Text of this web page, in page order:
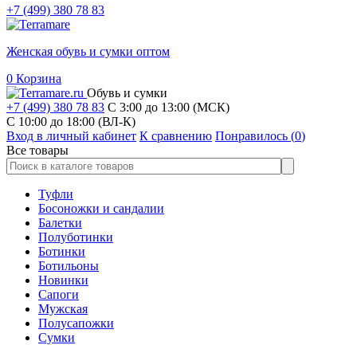
+7 (499) 380 78 83
Женская обувь и сумки оптом
0 Корзина
Обувь и сумки
+7 (499) 380 78 83 С 3:00 до 13:00 (МСК)
C 10:00 до 18:00 (ВЛ-К)
Вход в личный кабинет К сравнению Понравилось (0)
Все товары
Туфли
Босоножки и сандалии
Балетки
Полуботинки
Ботинки
Ботильоны
Новинки
Сапоги
Мужская
Полусапожки
Сумки